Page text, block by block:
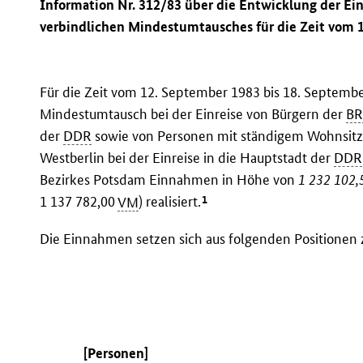
Information Nr. 312/83 über die Entwicklung der
verbindlichen Mindestumtausches für die Zeit vom
Für die Zeit vom 12. September 1983 bis 18.
Mindestumtausch bei der Einreise von Bürgern der
der DDR sowie von Personen mit ständigem
Westberlin bei der Einreise in die Hauptstadt der DDR
Bezirkes Potsdam Einnahmen in Höhe von1 232
1 137 782,00VM) realisiert.1
Die Einnahmen setzen sich aus folgenden Positionen
[Personen]